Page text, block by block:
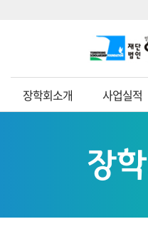
장학회소개 사업실적
장